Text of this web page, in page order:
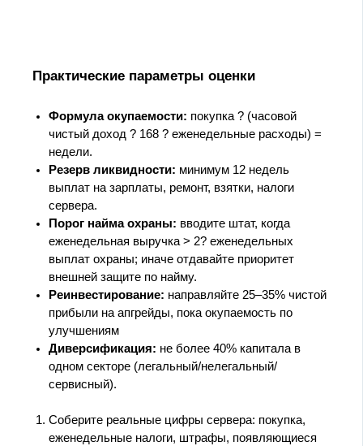
Практические параметры оценки
Формула окупаемости: покупка ? (часовой
чистый доход ? 168 ? еженедельные расходы) =
недели.
Резерв ликвидности: минимум 12 недель
выплат на зарплаты, ремонт, взятки, налоги
сервера.
Порог найма охраны: вводите штат, когда
еженедельная выручка > 2? еженедельных
выплат охраны; иначе отдавайте приоритет
внешней защите по найму.
Реинвестирование: направляйте 25–35% чистой
прибыли на апгрейды, пока окупаемость по
улучшениям
Диверсификация: не более 40% капитала в
одном секторе (легальный/нелегальный/
сервисный).
Соберите реальные цифры сервера: покупка,
еженедельные налоги, штрафы, появляющиеся